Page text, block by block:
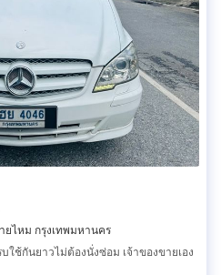
ยไหม กรุงเทพมหานคร
ใช้กันยาวไม่ต้องนั่งซ่อม เจ้าของขายเอง